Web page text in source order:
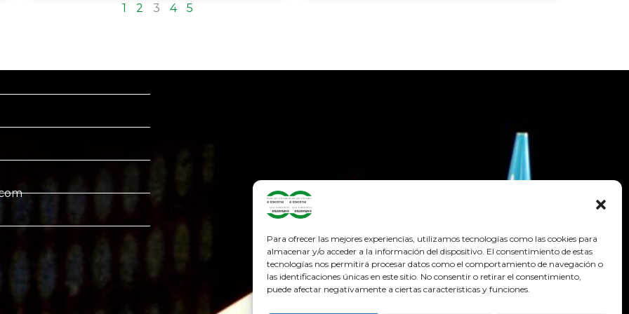
Para ofrecer las mejores experiencias, utilizamos tecnologías como las cookies para
almacenar y/o acceder a la información del dispositivo. El consentimiento de estas
tecnologías nos permitirá procesar datos como el comportamiento de navegación o
las identificaciones únicas en este sitio. No consentir o retirar el consentimiento,
puede afectar negativamente a ciertas características y funciones.
1 2 3 4 5